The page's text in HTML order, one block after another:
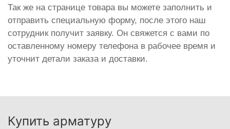
Так же на странице товара вы можете заполнить и
отправить специальную форму, после этого наш
сотрудник получит заявку. Он свяжется с вами по
оставленному номеру телефона в рабочее время и
уточнит детали заказа и доставки.
Купить арматуру